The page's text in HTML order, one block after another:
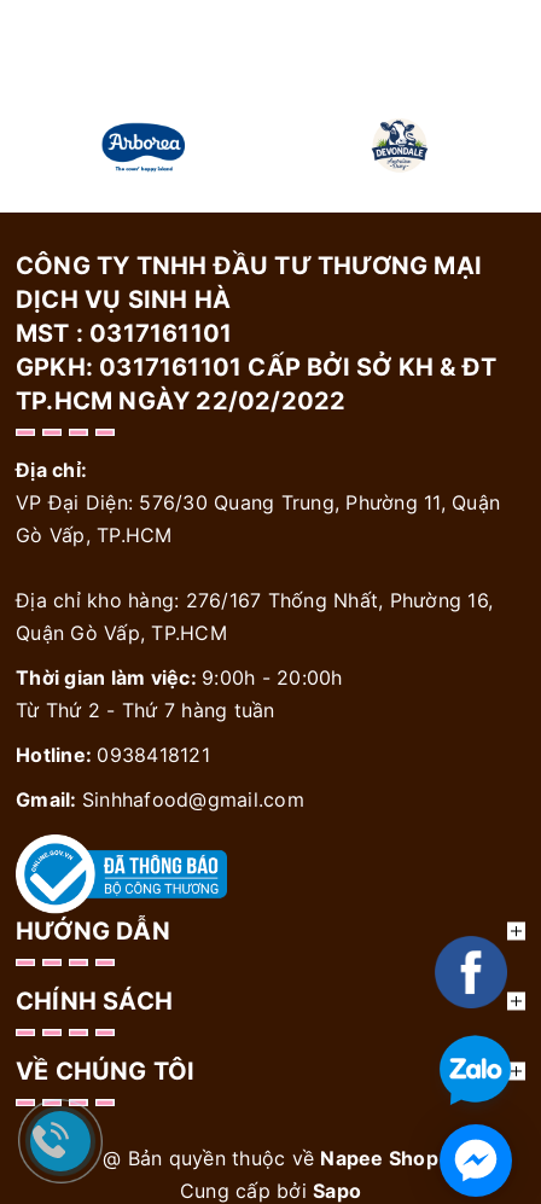
CÔNG TY TNHH ĐẦU TƯ THƯƠNG MẠI
DỊCH VỤ SINH HÀ
MST : 0317161101
GPKH: 0317161101 CẤP BỞI SỞ KH & ĐT
TP.HCM NGÀY 22/02/2022
Địa chỉ:
VP Đại Diện: 576/30 Quang Trung, Phường 11, Quận
Gò Vấp, TP.HCM
Địa chỉ kho hàng: 276/167 Thống Nhất, Phường 16,
Quận Gò Vấp, TP.HCM
Thời gian làm việc: 9:00h - 20:00h
Từ Thứ 2 - Thứ 7 hàng tuần
Hotline: 0938418121
Gmail: Sinhhafood@gmail.com
HƯỚNG DẪN
CHÍNH SÁCH
VỀ CHÚNG TÔI
@ Bản quyền thuộc về Napee Shop
Cung cấp bởiSapo